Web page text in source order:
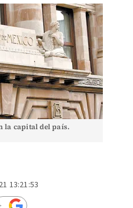
la capital del país.
13:21:53